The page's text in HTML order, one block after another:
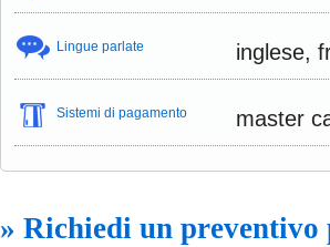
Lingue parlate inglese,
Sistemi di pagamento master
» Richiedi un preventivo